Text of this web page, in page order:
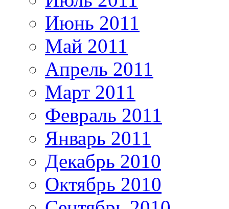
Июнь 2011
Май 2011
Апрель 2011
Март 2011
Февраль 2011
Январь 2011
Декабрь 2010
Октябрь 2010